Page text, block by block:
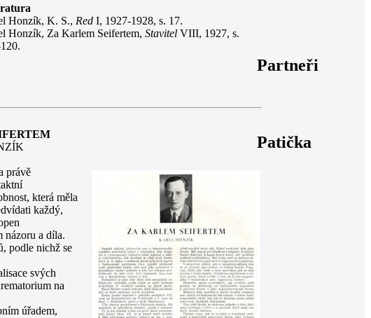
Honzík, K. S., Red I, 1927-1928, s. 17.
Honzík, Za Karlem Seifertem, Stavitel VIII, 1927, s.
právě
která měla
každý,
názoru a díla.
podle nichž se
svých
na
úřadem,
Partneři
Patička